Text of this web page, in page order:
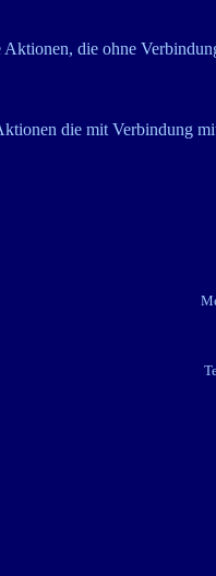
die ohne
die mit Verbindung